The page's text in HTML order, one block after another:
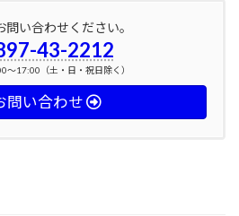
問い合わせください。
43-2212
～17:00（土・日・祝日除く）
問い合わせ